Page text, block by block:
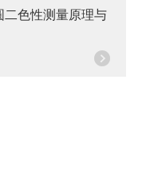
二色性测量原理与